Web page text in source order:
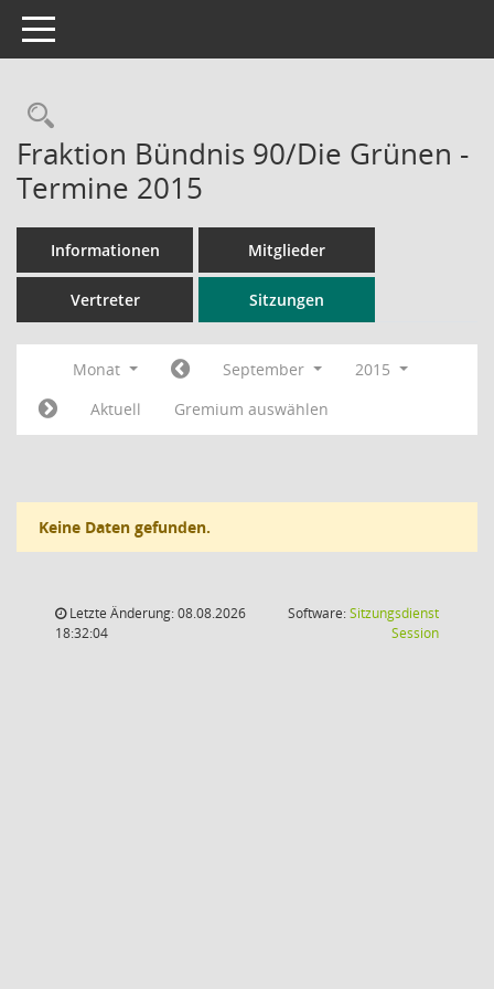
Toggle navigation
Rechercheauswahl
Fraktion Bündnis 90/Die Grünen -
Termine 2015
Informationen Mitglieder
Vertreter Sitzungen
Monat September
2015
Aktuell
Gremium auswählen
Keine Daten gefunden.
Letzte Änderung: 08.08.2026
18:32:04
Software:Sitzungsdienst
Session(Wird in